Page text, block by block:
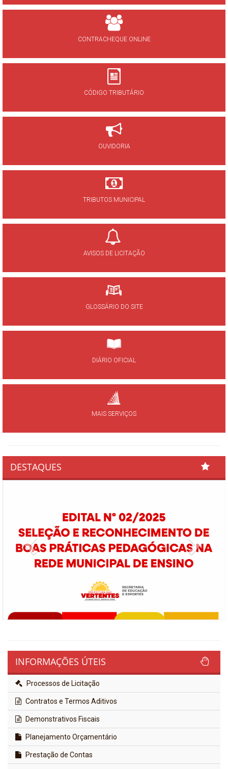
CONTRACHEQUE ONLINE
CÓDIGO TRIBUTÁRIO
OUVIDORIA
TRIBUTOS MUNICIPAL
AVISOS DE LICITAÇÃO
GLOSSÁRIO DO SITE
DIÁRIO OFICIAL
MAIS SERVIÇOS
DESTAQUES
Previous Next
INFORMAÇÕES ÚTEIS
Processos de Licitação
Contratos e Termos Aditivos
Demonstrativos Fiscais
Planejamento Orçamentário
Prestação de Contas